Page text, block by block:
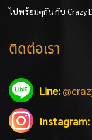
ไปพร้อมๆกัน กับ Crazy
ติดต่อเรา
Line:
Instagram: